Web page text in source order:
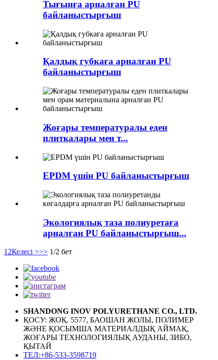
Тығынға арналған PU
байланыстырғыш
Қалдық губкаға арналған PU
байланыстырғыш
Жоғары температуралы еден
плиткалары мен т...
EPDM үшін PU байланыстырғыш
Экологиялық таза полиуретаға
арналған PU байланыстырғыш...
12Келесі >>> 1/2 бет
SHANDONG INOV POLYURETHANE CO., LTD.
ҚОСУ: ЖОҚ. 5577, БАОШАН ЖОЛЫ, ПОЛИМЕР
ЖӘНЕ ҚОСЫМША МАТЕРИАЛДЫҚ АЙМАҚ,
ЖОҒАРЫ ТЕХНОЛОГИЯЛЫҚ АУДАНЫ, ЗИБО,
ҚЫТАЙ
ТЕЛ:+86-533-3598719